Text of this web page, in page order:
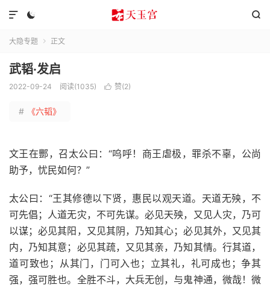
 

大隐专题  正文
武韬·发启
2022-09-24 阅读(1035)  赞(2)
# 《六韬》
文王在酆，召太公曰：“呜呼！商王虐极，罪杀不辜，公尚
助予，忧民如何？”
太公曰：“王其修德以下贤，惠民以观天道。天道无殃，不
可先倡；人道无灾，不可先谋。必见天殃，又见人灾，乃可
以谋；必见其阳，又见其阴，乃知其心；必见其外，又见其
内，乃知其意；必见其疏，又见其亲，乃知其情。行其道，
道可致也；从其门，门可入也；立其礼，礼可成也；争其
强，强可胜也。全胜不斗，大兵无创，与鬼神通，微哉！微